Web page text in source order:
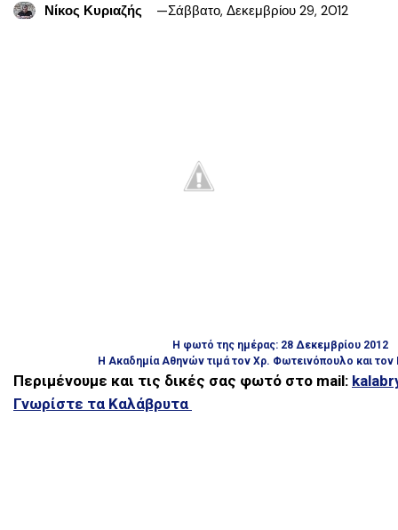
Νίκος Κυριαζής
Σάββατο, Δεκεμβρίου 29, 2012
Η φωτό της ημέρας: 28 Δεκεμβρίου 2012
Η Ακαδημία Αθηνών τιμά τον Χρ. Φωτεινόπουλο και
Περιμένουμε και τις δικές σας φωτό στο mail:
Γνωρίστε τα Καλάβρυτα